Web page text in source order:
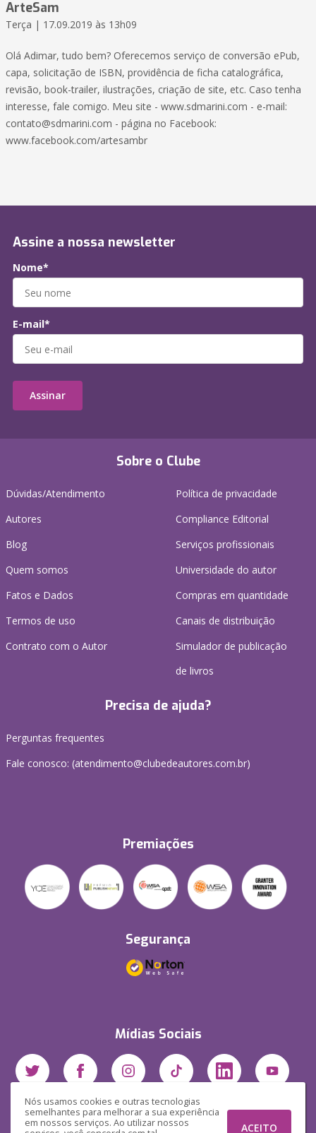
Nós usamos cookies e outras tecnologias
semelhantes para melhorar a sua experiência
em nossos serviços. Ao utilizar nossos
ACEITO
ArteSam
Terça | 17.09.2019 às 13h09
Olá Adimar, tudo bem? Oferecemos serviço de conversão ePub,
capa, solicitação de ISBN, providência de ficha catalográfica,
revisão, book-trailer, ilustrações, criação de site, etc. Caso tenha
interesse, fale comigo. Meu site - www.sdmarini.com - e-mail:
contato@sdmarini.com - página no Facebook:
www.facebook.com/artesambr
Sobre o Clube
Dúvidas/Atendimento
Autores
Blog
Quem somos
Fatos e Dados
Termos de uso
Contrato com o Autor
Política de privacidade
Compliance Editorial
Serviços profissionais
Universidade do autor
Compras em quantidade
Canais de distribuição
Simulador de publicação
de livros
Precisa de ajuda?
Perguntas frequentes
Fale conosco: (atendimento@clubedeautores.com.br)
Premiações
Segurança
Mídias Sociais
Assine a nossa newsletter
Nome*
E-mail*
Assinar